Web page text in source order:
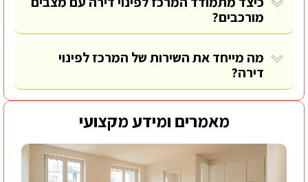
מורכבים?
מה מייחד את השירות של המרכז לפינוי
דירה?
מאמרים ומידע מקצועי